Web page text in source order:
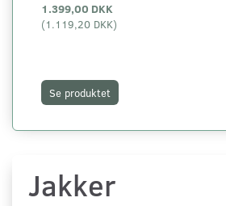
1.399,00 DKK
(1.119,20 DKK)
Se produktet
Jakker